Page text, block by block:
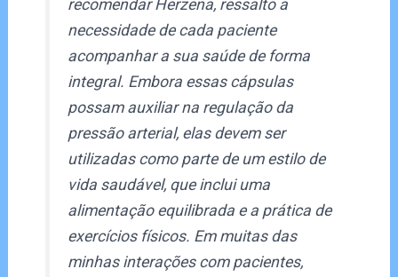
recomendar Herzena, ressalto a
necessidade de cada paciente
acompanhar a sua saúde de forma
integral. Embora essas cápsulas
possam auxiliar na regulação da
pressão arterial, elas devem ser
utilizadas como parte de um estilo de
vida saudável, que inclui uma
alimentação equilibrada e a prática de
exercícios físicos. Em muitas das
minhas interações com pacientes,